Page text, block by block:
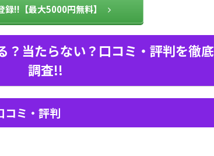
録!!【最大5000円無料】
？当たらない？口コミ・評判を徹底
調査!!
コミ・評判